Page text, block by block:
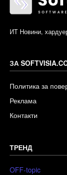
ИТ Новини,
ЗА
Политика за
Реклама
Контакти
ТРЕНД
OFF-topic